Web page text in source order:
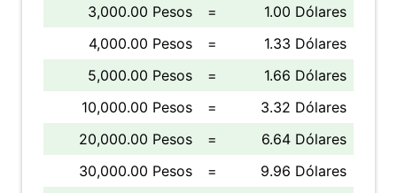
3,000.00 Pesos
=
1.00 Dólares
4,000.00 Pesos
=
1.33 Dólares
5,000.00 Pesos
=
1.66 Dólares
10,000.00 Pesos
=
3.32 Dólares
20,000.00 Pesos
=
6.64 Dólares
30,000.00 Pesos
=
9.96 Dólares